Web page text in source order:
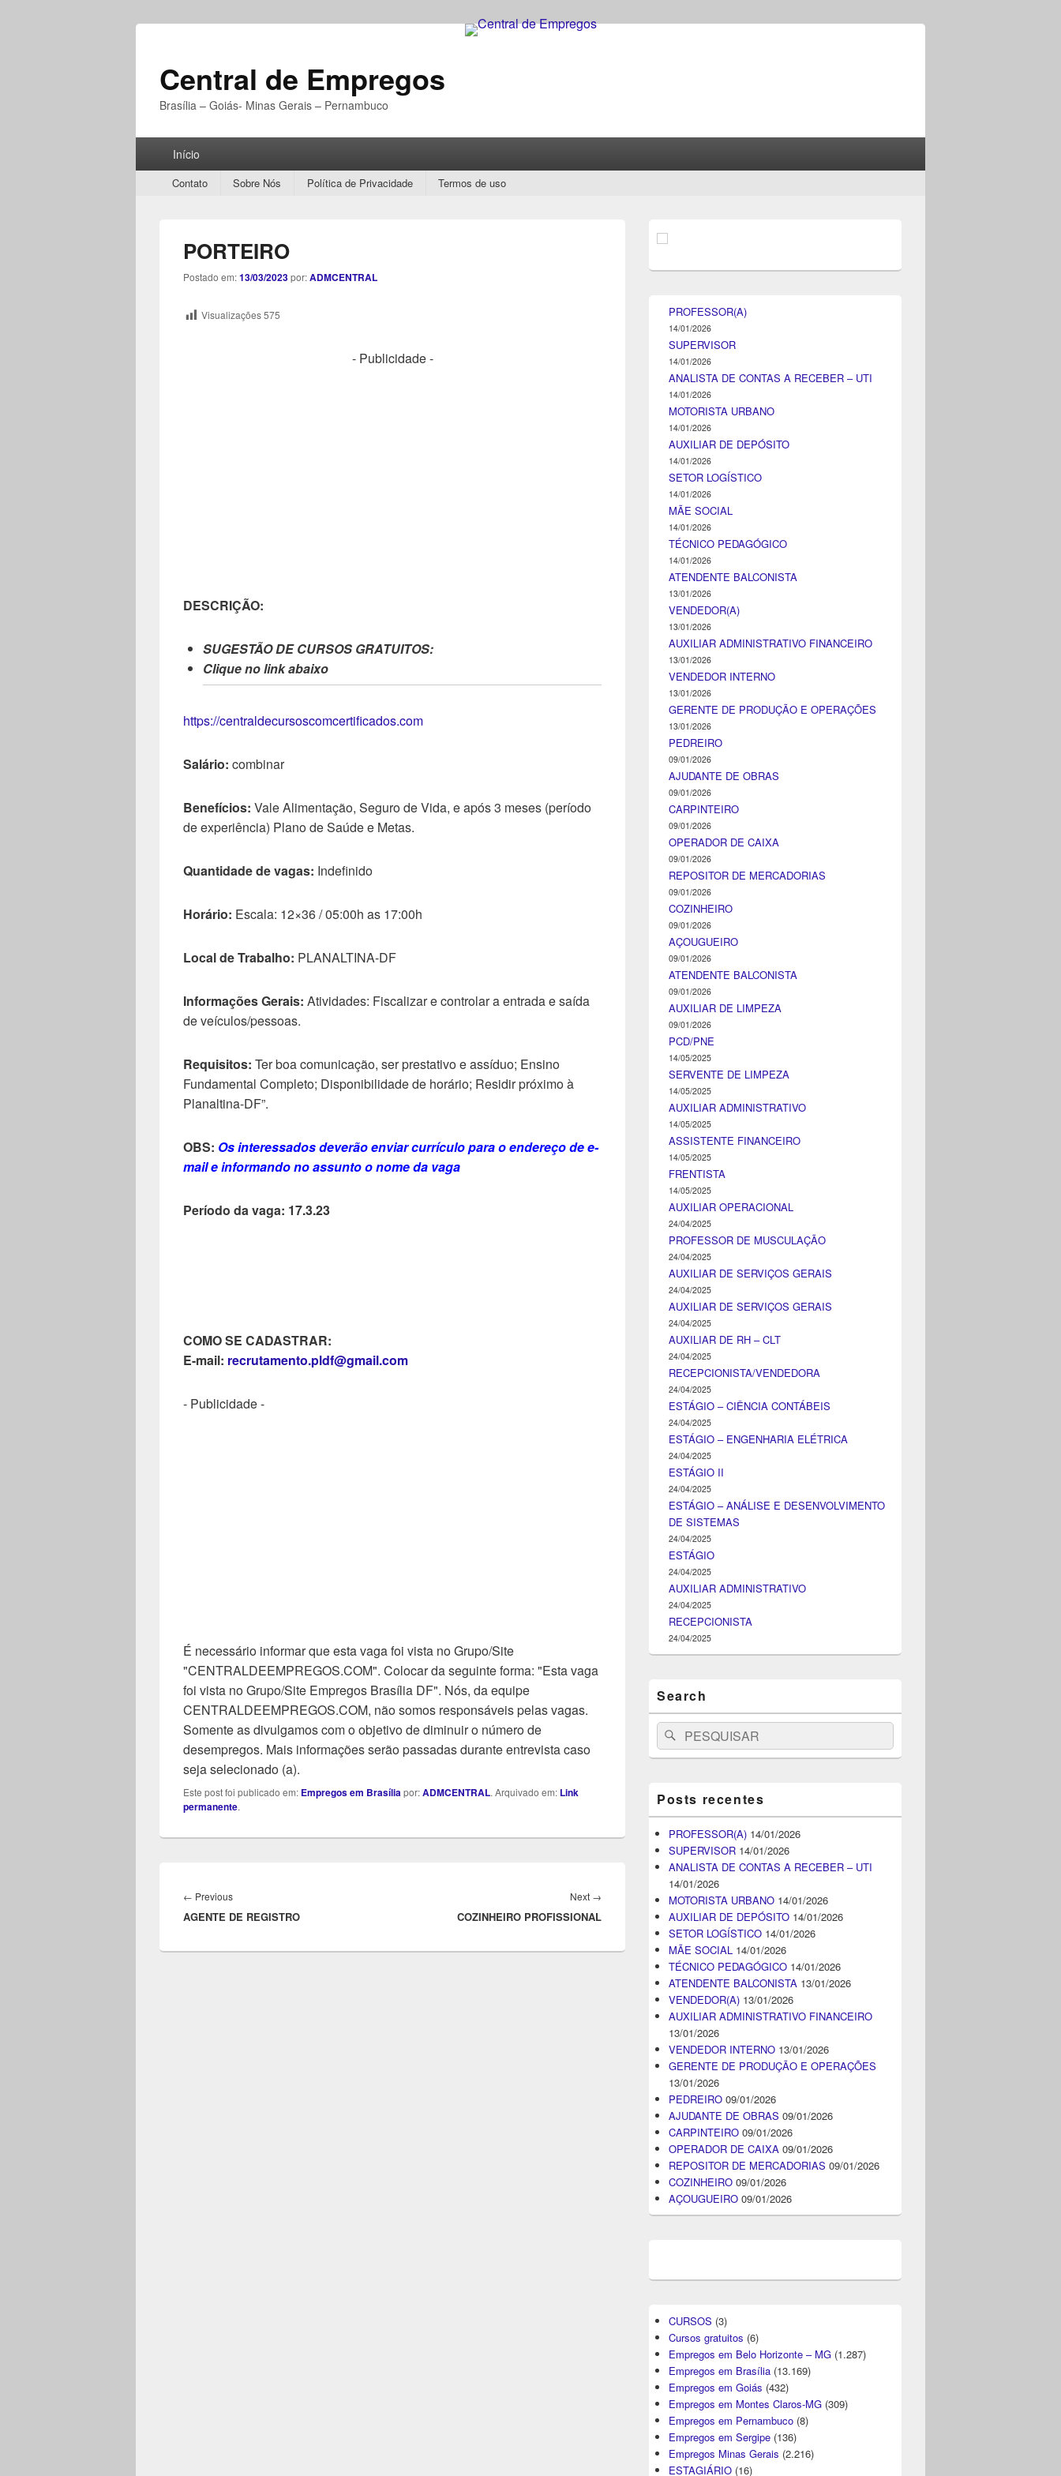
Central de Empregos
Brasília – Goiás- Minas Gerais – Pernambuco
PrincipalInício
Secondary
Contato Sobre Nós Política de Privacidade Termos de uso
PORTEIRO
Postado em:13/03/2023por:ADMCENTRAL
Visualizações575
- Publicidade -
DESCRIÇÃO:
SUGESTÃO DE CURSOS GRATUITOS:
Clique no link abaixo
https://centraldecursoscomcertificados.com
Salário: combinar
Benefícios: Vale Alimentação, Seguro de Vida, e após 3 meses (período
de experiência) Plano de Saúde e Metas.
Quantidade de vagas: Indefinido
Horário: Escala: 12×36 / 05:00h as 17:00h
Local de Trabalho: PLANALTINA-DF
Informações Gerais: Atividades: Fiscalizar e controlar a entrada e saída
de veículos/pessoas.
Requisitos: Ter boa comunicação, ser prestativo e assíduo; Ensino
Fundamental Completo; Disponibilidade de horário; Residir próximo à
Planaltina-DF”.
OBS: Os interessados deverão enviar currículo para o endereço de e-
mail e informando no assunto o nome da vaga
Período da vaga: 17.3.23
COMO SE CADASTRAR:
E-mail: recrutamento.pldf@gmail.com
- Publicidade -
É necessário informar que esta vaga foi vista no Grupo/Site
"CENTRALDEEMPREGOS.COM". Colocar da seguinte forma: "Esta vaga
foi vista no Grupo/Site Empregos Brasília DF". Nós, da equipe
CENTRALDEEMPREGOS.COM, não somos responsáveis pelas vagas.
Somente as divulgamos com o objetivo de diminuir o número de
desempregos. Mais informações serão passadas durante entrevista caso
seja selecionado (a).
Este post foi publicado em: Empregos em Brasíliapor:ADMCENTRAL. Arquivado em: Link
permanente.
de
Post
← PreviousPrevious
post:
AGENTE DE REGISTRO
Next →
post:
COZINHEIRO PROFISSIONAL
da
lateral
PROFESSOR(A)
14/01/2026
SUPERVISOR
14/01/2026
ANALISTA DE CONTAS A RECEBER – UTI
14/01/2026
MOTORISTA URBANO
14/01/2026
AUXILIAR DE DEPÓSITO
14/01/2026
SETOR LOGÍSTICO
14/01/2026
MÃE SOCIAL
14/01/2026
TÉCNICO PEDAGÓGICO
14/01/2026
ATENDENTE BALCONISTA
13/01/2026
VENDEDOR(A)
13/01/2026
AUXILIAR ADMINISTRATIVO FINANCEIRO
13/01/2026
VENDEDOR INTERNO
13/01/2026
GERENTE DE PRODUÇÃO E OPERAÇÕES
13/01/2026
PEDREIRO
09/01/2026
AJUDANTE DE OBRAS
09/01/2026
CARPINTEIRO
09/01/2026
OPERADOR DE CAIXA
09/01/2026
REPOSITOR DE MERCADORIAS
09/01/2026
COZINHEIRO
09/01/2026
AÇOUGUEIRO
09/01/2026
ATENDENTE BALCONISTA
09/01/2026
AUXILIAR DE LIMPEZA
09/01/2026
PCD/PNE
14/05/2025
SERVENTE DE LIMPEZA
14/05/2025
AUXILIAR ADMINISTRATIVO
14/05/2025
ASSISTENTE FINANCEIRO
14/05/2025
FRENTISTA
14/05/2025
AUXILIAR OPERACIONAL
24/04/2025
PROFESSOR DE MUSCULAÇÃO
24/04/2025
AUXILIAR DE SERVIÇOS GERAIS
24/04/2025
AUXILIAR DE SERVIÇOS GERAIS
24/04/2025
AUXILIAR DE RH – CLT
24/04/2025
RECEPCIONISTA/VENDEDORA
24/04/2025
ESTÁGIO – CIÊNCIA CONTÁBEIS
24/04/2025
ESTÁGIO – ENGENHARIA ELÉTRICA
24/04/2025
ESTÁGIO II
24/04/2025
ESTÁGIO – ANÁLISE E DESENVOLVIMENTO
DE SISTEMAS
24/04/2025
ESTÁGIO
24/04/2025
AUXILIAR ADMINISTRATIVO
24/04/2025
RECEPCIONISTA
24/04/2025
Search
Search
for:
Pesquisar
Posts recentes
PROFESSOR(A) 14/01/2026
SUPERVISOR 14/01/2026
ANALISTA DE CONTAS A RECEBER – UTI
14/01/2026
MOTORISTA URBANO 14/01/2026
AUXILIAR DE DEPÓSITO 14/01/2026
SETOR LOGÍSTICO 14/01/2026
MÃE SOCIAL 14/01/2026
TÉCNICO PEDAGÓGICO 14/01/2026
ATENDENTE BALCONISTA 13/01/2026
VENDEDOR(A) 13/01/2026
AUXILIAR ADMINISTRATIVO FINANCEIRO
13/01/2026
VENDEDOR INTERNO 13/01/2026
GERENTE DE PRODUÇÃO E OPERAÇÕES
13/01/2026
PEDREIRO 09/01/2026
AJUDANTE DE OBRAS 09/01/2026
CARPINTEIRO 09/01/2026
OPERADOR DE CAIXA 09/01/2026
REPOSITOR DE MERCADORIAS 09/01/2026
COZINHEIRO 09/01/2026
AÇOUGUEIRO 09/01/2026
CURSOS (3)
Cursos gratuitos (6)
Empregos em Belo Horizonte – MG (1.287)
Empregos em Brasília (13.169)
Empregos em Goiás (432)
Empregos em Montes Claros-MG (309)
Empregos em Pernambuco (8)
Empregos em Sergipe (136)
Empregos Minas Gerais (2.216)
ESTAGIÁRIO (16)